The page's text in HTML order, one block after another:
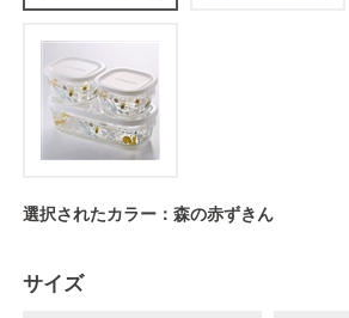
選択されたカラー：森の赤ずきん
サイズ